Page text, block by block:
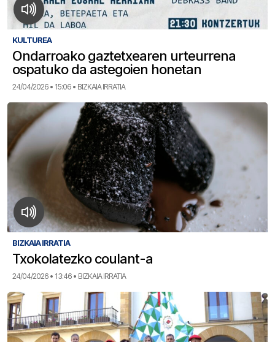
KULTUREA
Ondarroako gaztetxearen urteurrena
ospatuko da astegoien honetan
24/04/2026 • 15:06 • BIZKAIA IRRATIA
BIZKAIA IRRATIA
Txokolatezko coulant-a
24/04/2026 • 13:46 • BIZKAIA IRRATIA